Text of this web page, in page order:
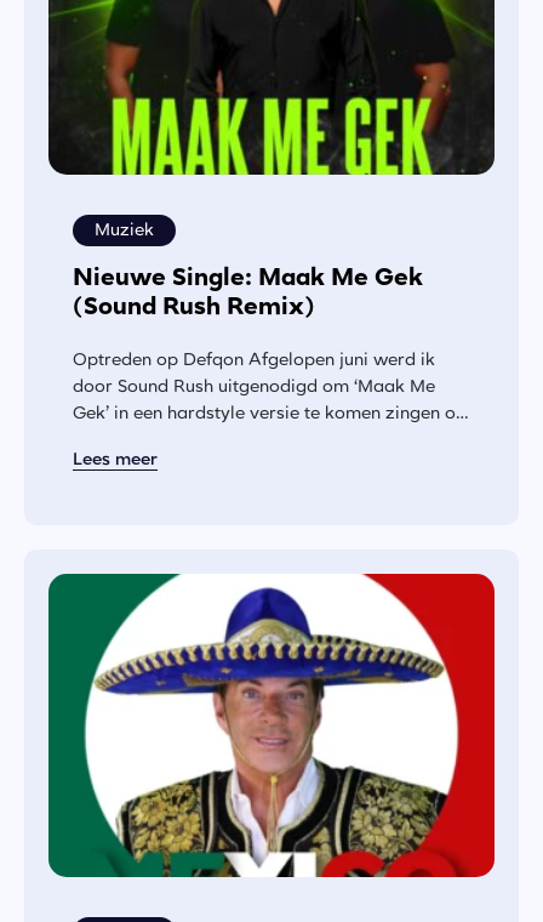
Muziek
Nieuwe Single: Maak Me Gek
(Sound Rush Remix)
Optreden op Defqon Afgelopen juni werd ik
door Sound Rush uitgenodigd om ‘Maak Me
Gek’ in een hardstyle versie te komen zingen op
Lees meer